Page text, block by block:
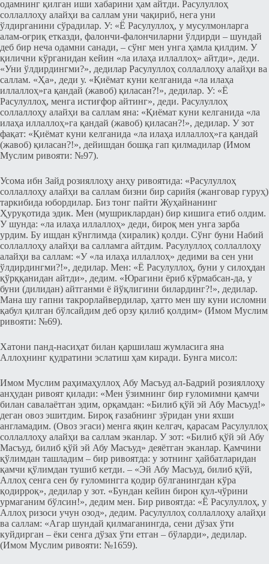
одамнинг қилган иши хабарини ҳам айтди. Расулуллоҳ
соллаллоҳу алайҳи ва саллам уни чақириб, нега уни
ўлдирганини сўрадилар. У: «Ё Расулуллоҳ, у мусулмонларга
алам-оғриқ етказди, фалончи-фалончиларни ўлдирди – шундай
деб бир неча одамни санади, – сўнг мен унга ҳамла қилдим. У
қилични кўрганидан кейин «ла илаҳа иллаллоҳ» айтди», деди.
«Уни ўлдирдингми?», дедилар Расулуллоҳ соллаллоҳу алайҳи ва
саллам. «Ҳа», деди у. «Қиёмат куни келганида «ла илаҳа
иллаллоҳ»га қандай (жавоб) қиласан?!», дедилар. У: «Ё
Расулуллоҳ, менга истиғфор айтинг», деди. Расулуллоҳ
соллаллоҳу алайҳи ва саллам яна: «Қиёмат куни келганида «ла
илаҳа иллаллоҳ»га қандай (жавоб) қиласан?!», дедилар. У зот
фақат: «Қиёмат куни келганида «ла илаҳа иллаллоҳ»га қандай
(жавоб) қиласан?!», дейишдан бошқа гап қилмадилар (Имом
Муслим ривояти: №97).
Усома ибн Зайд розияллоҳу анҳу ривоятида: «Расулуллоҳ
соллаллоҳу алайҳи ва саллам бизни бир сарийя (жанговар гуруҳ)
таркибида юбордилар. Биз тонг пайти Жуҳайнанинг
Ҳуруқотида эдик. Мен (мушриклардан) бир кишига етиб олдим.
У шунда: «ла илаҳа иллаллоҳ» деди, бироқ мен унга зарба
урдим. Бу ишдан кўнглимда (хиралик) қолди. Сўнг буни Набий
соллаллоҳу алайҳи ва салламга айтдим. Расулуллоҳ соллаллоҳу
алайҳи ва саллам: «У «ла илаҳа иллаллоҳ» дедими ва сен уни
ўлдирдингми?!», дедилар. Мен: «Ё Расулуллоҳ, буни у силоҳдан
қўрққанидан айтди», дедим. «Юрагини ёриб кўрмабсан-да, у
буни (дилидан) айтганми ё йўқлигини билардинг?!», дедилар.
Мана шу гапни такрорлайвердилар, ҳатто мен шу куни исломни
қабул қилган бўлсайдим деб орзу қилиб қолдим» (Имом Муслим
ривояти: №69).
Хатони панд-насиҳат билан қаршилаш жумласига яна
Аллоҳнинг қудратини эслатиш ҳам киради. Бунга мисол:
Имом Муслим раҳимаҳуллоҳ Абу Масъуд ал-Бадрий розияллоҳу
анҳудан ривоят қилади: «Мен ўзимнинг бир ғуломимни қамчи
билан савалаётган эдим, орқамдан: «Билиб қўй эй Абу Масъуд!»
деган овоз эшитдим. Бироқ ғазабнинг зўридан уни яхши
англамадим. (Овоз эгаси) менга яқин келгач, қарасам Расулуллоҳ
соллаллоҳу алайҳи ва саллам эканлар. У зот: «Билиб қўй эй Абу
Масъуд, билиб қўй эй Абу Масъуд» деяётган эканлар. Қамчини
қўлимдан ташладим – бир ривоятда: у зотнинг ҳайбатларидан
қамчи қўлимдан тушиб кетди. ­­– «Эй Абу Масъуд, билиб қўй,
Аллоҳ сенга сен бу ғуломингга қодир бўлганингдан кўра
қодирроқ», дедилар у зот. «Бундан кейин бирон қул-чўрини
урмаганим бўлсин!», дедим мен. Бир ривоятда: «Ё Расулуллоҳ, у
Аллоҳ ризоси учун озод», дедим. Расулуллоҳ соллаллоҳу алайҳи
ва саллам: «Агар шундай қилмаганингда, сени дўзах ўти
куйдирган – ёки сенга дўзах ўти етган – бўларди», дедилар.
(Имом Муслим ривояти: №1659).